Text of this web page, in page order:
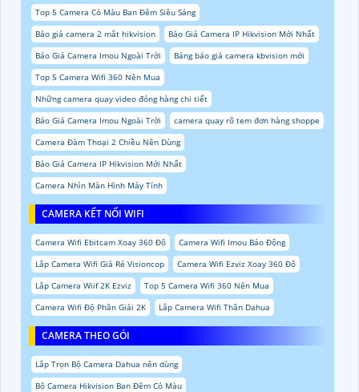
Top 5 Camera Có Màu Ban Đêm Siêu Sáng
Báo giá camera 2 mắt hikvision
Báo Giá Camera IP Hikvision Mới Nhất
Báo Giá Camera Imou Ngoài Trời
Bảng báo giá camera kbvision mới
Top 5 Camera Wifi 360 Nên Mua
Những camera quay video đóng hàng chi tiết
Báo Giá Camera Imou Ngoài Trời
camera quay rõ tem đơn hàng shoppe
Camera Đàm Thoại 2 Chiều Nên Dùng
Báo Giá Camera IP Hikvision Mới Nhất
Camera Nhìn Màn Hình Máy Tính
CAMERA KẾT NỐI WIFI
Camera Wifi Ebitcam Xoay 360 Độ
Camera Wifi Imou Báo Động
Lắp Camera Wifi Giá Rẻ Visioncop
Camera Wifi Ezviz Xoay 360 Độ
Lắp Camera Wiif 2K Ezviz
Top 5 Camera Wifi 360 Nên Mua
Camera Wifi Độ Phân Giải 2K
Lắp Camera Wifi Thân Dahua
CAMERA THEO GÓI
Lắp Trọn Bộ Camera Dahua nên dùng
Bộ Camera Hikvision Ban Đêm Có Màu